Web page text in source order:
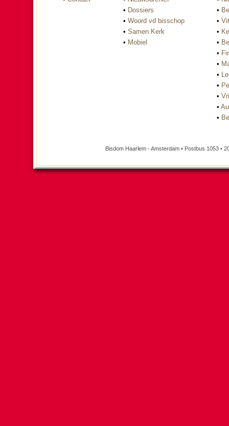
• Dossiers
• Woord vd bisschop
• Samen Kerk
• Mobiel
•
•
•
•
•
•
•
•
•
•
•
Bisdom Haarlem - Amsterdam • Postbus 1053 •